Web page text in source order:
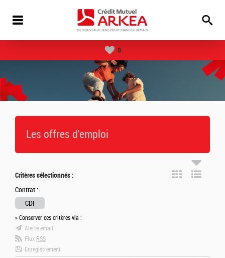
0
Les offres d'emploi
Critères sélectionnés :
Contrat :
CDI
» Conserver ces critères via :
Alerte email
Flux RSS
Enregistrement